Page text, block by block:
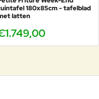
180x85cm - tafelblad
latten